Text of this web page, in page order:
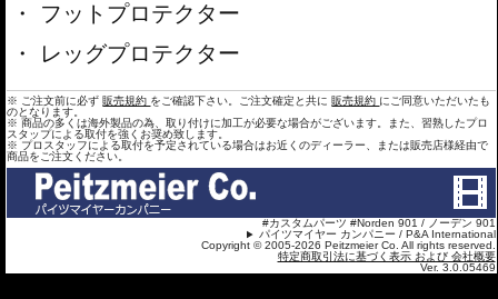
フットプロテクター
レッグプロテクター
※ ご注文前に必ず販売規約 をご確認下さい。ご注文確定と共に販売規約 にご同意いただいたも
のとなります。
※ 商品の多くは海外製品の為、取り付けに加工が必要な場合がございます。また、習熟したプロ
スタップによる取付を強くお奨め致します。
※ プロスタッフによる取付を予定されている場合はお近くのディーラー、または販売店様経由で
商品をご注文ください。
#カスタムパーツ #Norden 901 / ノーデン 901
パイツマイヤー カンパニー / P&A International
Copyright © 2005-2026 Peitzmeier Co. All rights reserved.
特定商取引法に基づく表示 および 会社概要
Ver. 3.0.05469